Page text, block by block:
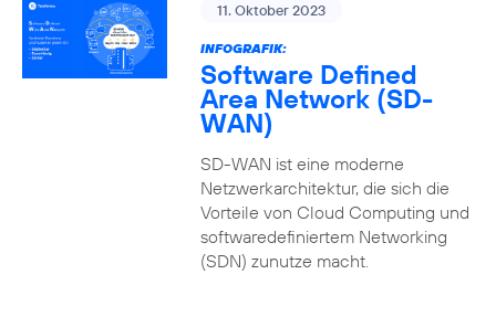
11. Oktober 2023
INFOGRAFIK:
Software Defined
Area Network (SD-
WAN)
SD-WAN ist eine moderne
Netzwerkarchitektur, die sich die
Vorteile von Cloud Computing und
softwaredefiniertem Networking
(SDN) zunutze macht.